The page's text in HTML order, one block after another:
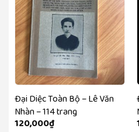
Đại Diệc Toàn Bộ – Lê Văn
Nhàn – 114 trang
120,000₫